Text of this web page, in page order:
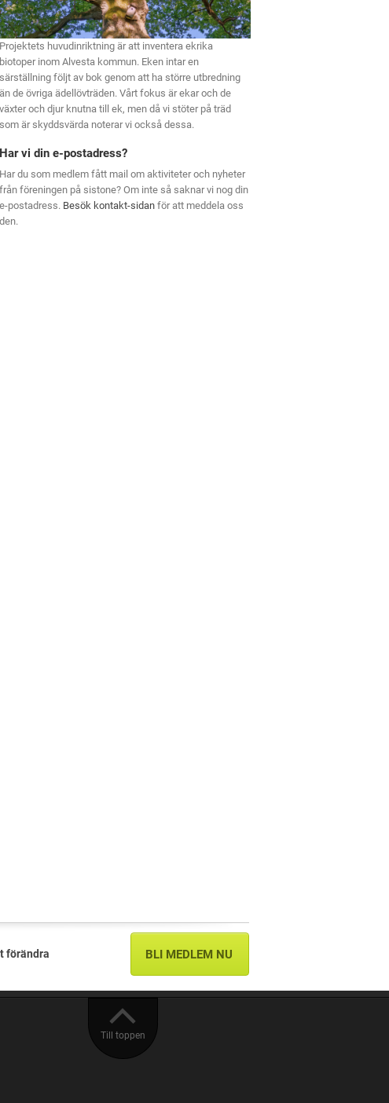
Projektets huvudinriktning är att inventera ekrika
biotoper inom Alvesta kommun. Eken intar en
särställning följt av bok genom att ha större utbredning
än de övriga ädellövträden. Vårt fokus är ekar och de
växter och djur knutna till ek, men då vi stöter på träd
som är skyddsvärda noterar vi också dessa.
Har vi din e-postadress?
Har du som medlem fått mail om aktiviteter och nyheter
från föreningen på sistone? Om inte så saknar vi nog din
e-postadress. Besök kontakt-sidan för att meddela oss
den.
förändra BLI MEDLEM NU
Till toppen